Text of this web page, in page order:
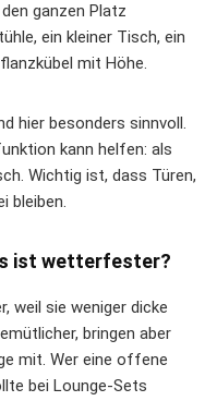
ganzen Platz
ein kleiner Tisch, ein
mit Höhe.
hier besonders sinnvoll.
kann helfen: als
Wichtig ist, dass Türen,
bleiben.
ist wetterfester?
weil sie weniger dicke
bringen aber
mit. Wer eine offene
bei Lounge-Sets